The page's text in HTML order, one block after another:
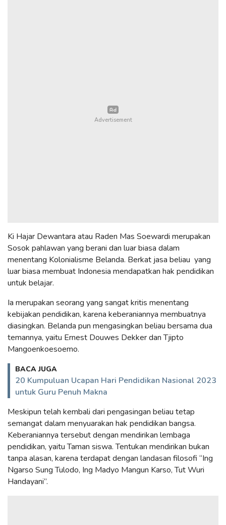
Ki Hajar Dewantara atau Raden Mas Soewardi merupakan
Sosok pahlawan yang berani dan luar biasa dalam
menentang Kolonialisme Belanda. Berkat jasa beliau yang
luar biasa membuat Indonesia mendapatkan hak pendidikan
untuk belajar.
Ia merupakan seorang yang sangat kritis menentang
kebijakan pendidikan, karena keberaniannya membuatnya
diasingkan. Belanda pun mengasingkan beliau bersama dua
temannya, yaitu Ernest Douwes Dekker dan Tjipto
Mangoenkoesoemo.
BACA JUGA
20 Kumpuluan Ucapan Hari Pendidikan Nasional 2023
untuk Guru Penuh Makna
Meskipun telah kembali dari pengasingan beliau tetap
semangat dalam menyuarakan hak pendidikan bangsa.
Keberaniannya tersebut dengan mendirikan lembaga
pendidikan, yaitu Taman siswa. Tentukan mendirikan bukan
tanpa alasan, karena terdapat dengan landasan filosofi “Ing
Ngarso Sung Tulodo, Ing Madyo Mangun Karso, Tut Wuri
Handayani”.